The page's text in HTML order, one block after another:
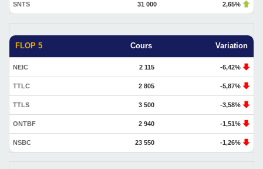
SNTS 31 000 2,65%
FLOP 5 Cours Variation
NEIC 2 115 -6,42%
TTLC 2 805 -5,87%
TTLS 3 500 -3,58%
ONTBF 2 940 -1,51%
NSBC 23 550 -1,26%